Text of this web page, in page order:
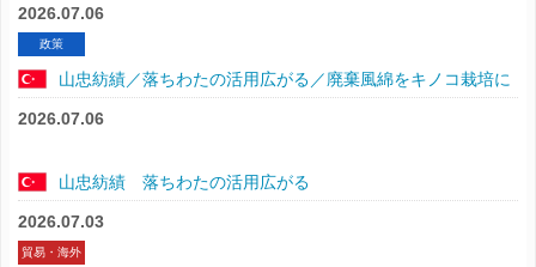
2026.07.06
政策
山忠紡績／落ちわたの活用広がる／廃棄風綿をキノコ栽培に
2026.07.06
山忠紡績 落ちわたの活用広がる
2026.07.03
貿易・海外